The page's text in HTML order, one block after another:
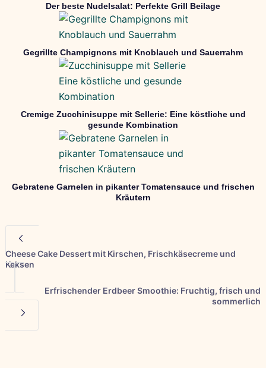
Der beste Nudelsalat: Perfekte Grill Beilage
Gegrillte Champignons mit Knoblauch und Sauerrahm
Cremige Zucchinisuppe mit Sellerie: Eine köstliche und
gesunde Kombination
Gebratene Garnelen in pikanter Tomatensauce und frischen
Kräutern
Cheese Cake Dessert mit Kirschen, Frischkäsecreme und
Keksen
Erfrischender Erdbeer Smoothie: Fruchtig, frisch und
sommerlich